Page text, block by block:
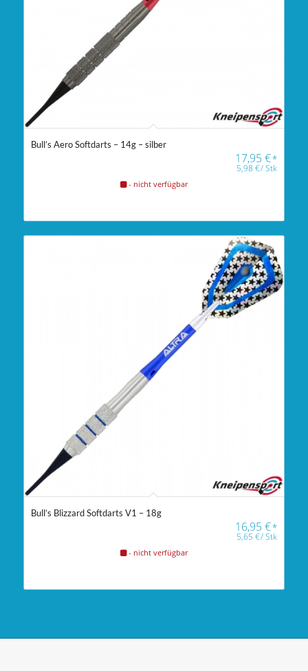
Bull’s Aero Softdarts – 14g – silber
17,95€*
5,98€/Stk
- nicht verfügbar
Bull’s Blizzard Softdarts V1 – 18g
16,95€*
5,65€/Stk
- nicht verfügbar